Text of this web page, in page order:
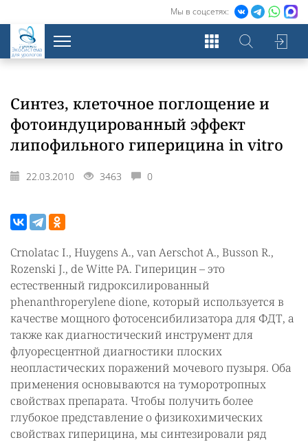
Мы в соцсетях:
Экосистема
для урологов
Синтез, клеточное поглощение и
фотоиндуцированный эффект
липофильного гиперицина in vitro
22.03.2010 3463 0
Crnolatac I., Huygens A., van Aerschot A., Busson R.,
Rozenski J., de Witte PA. Гиперицин – это
естественный гидроксилированный
phenanthroperylene dione, который используется в
качестве мощного фотосенсибилизатора для ФДТ, а
также как диагностический инструмент для
флуоресцентной диагностики плоских
неопластических поражений мочевого пузыря. Оба
применения основываются на туморотропных
свойствах препарата. Чтобы получить более
глубокое представление о физикохимических
свойствах гиперицина, мы синтезировали ряд